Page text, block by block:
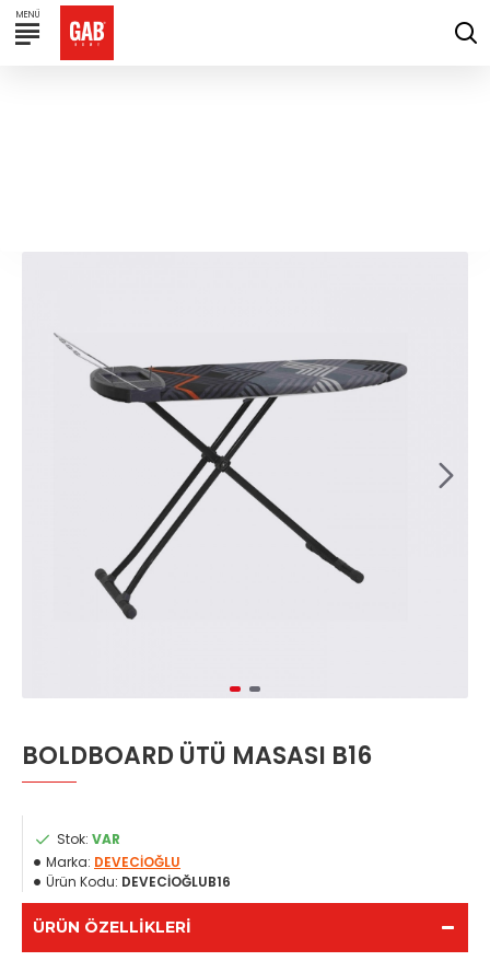
BOLDBOARD ÜTÜ MASASI B16
Stok: VAR
Marka: DEVECİOĞLU
Ürün Kodu: DEVECİOĞLUB16
ÜRÜN ÖZELLIKLERI